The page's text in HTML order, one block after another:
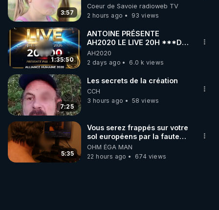
3:57
Coeur de Savoie radioweb TV
2 hours ago
93 views
1:35:50
ANTOINE PRÉSENTE
AH2020 LE LIVE 20H ***DU
06/08/2026***
AH2020
2 days ago
6.0 k views
7:25
Les secrets de la création
CCH
3 hours ago
58 views
5:35
Vous serez frappés sur votre
sol européens par la faute
des dirigeants qui s'en
mettent dans le nez
OHM ÉGA MAN
22 hours ago
674 views